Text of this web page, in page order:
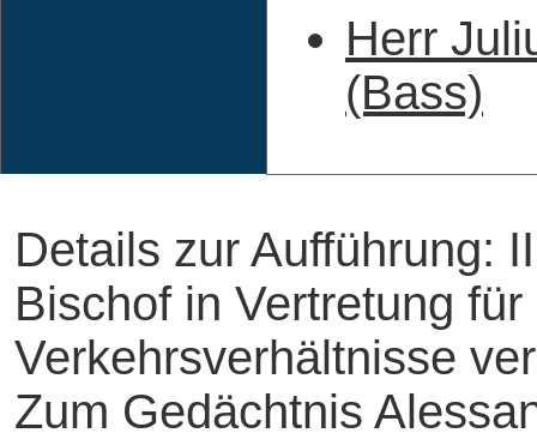
Herr
(Bass)
Details zur Aufführung:
Bischof in Vertretung
Verkehrsverhältnisse
Zum Gedächtnis